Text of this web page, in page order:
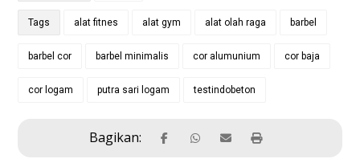
Tags alat fitnes alat gym alat olah raga barbel
barbel cor barbel minimalis cor alumunium cor baja
cor logam putra sari logam testindobeton